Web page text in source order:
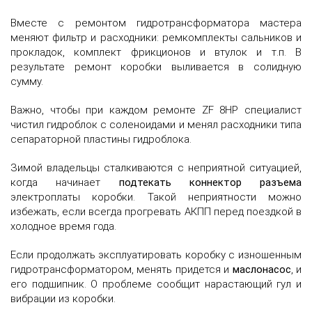
Вместе с ремонтом гидротрансформатора мастера
меняют фильтр и расходники: ремкомплекты сальников и
прокладок, комплект фрикционов и втулок и т.п. В
результате ремонт коробки выливается в солидную
сумму.
Важно, чтобы при каждом ремонте ZF 8HP специалист
чистил гидроблок с соленоидами и менял расходники типа
сепараторной пластины гидроблока.
Зимой владельцы сталкиваются с неприятной ситуацией,
когда начинает подтекать коннектор разъема
электроплаты коробки. Такой неприятности можно
избежать, если всегда прогревать АКПП перед поездкой в
холодное время года.
Если продолжать эксплуатировать коробку с изношенным
гидротрансформатором, менять придется и маслонасос, и
его подшипник. О проблеме сообщит нарастающий гул и
вибрации из коробки.